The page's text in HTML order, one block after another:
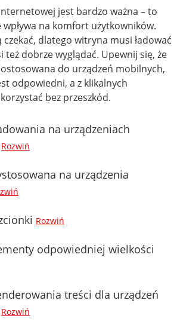
jest bardzo ważna – to
na komfort użytkowników.
dlatego witryna musi ładować
też dobrze wyglądać. Upewnij się, że
do urządzeń mobilnych,
odpowiedni, a z klikalnych
bez przeszkód.
na urządzeniach
Rozwiń
na urządzenia
Rozwiń
odpowiedniej wielkości
treści dla urządzeń
Rozwiń